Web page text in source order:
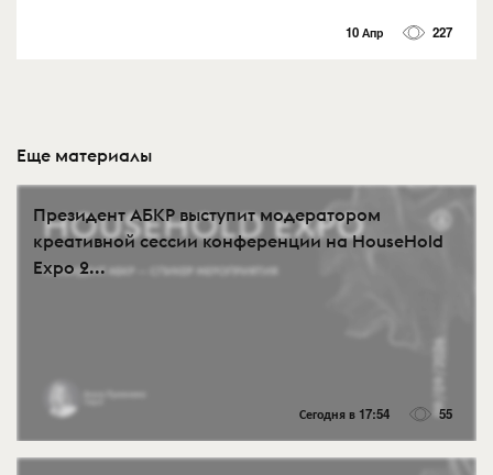
10 Апр 227
Еще материалы
Президент АБКР выступит модератором
креативной сессии конференции на HouseHold
Expo 2...
Сегодня в 17:54 55